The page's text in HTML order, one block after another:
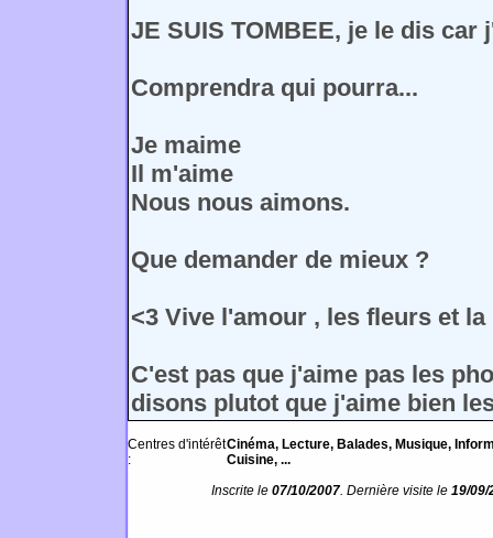
JE SUIS TOMBEE, je le dis car
Comprendra qui pourra...
Je maime
Il m'aime
Nous nous aimons.
Que demander de mieux ?
<3 Vive l'amour , les fleurs et
C'est pas que j'aime pas les
disons plutot que j'aime bien
Centres d'intérêt
:
Cinéma, Lecture, Balades, Musique,
Cuisine, ...
Inscrite le 07/10/2007. Dernière visite le 19/09/